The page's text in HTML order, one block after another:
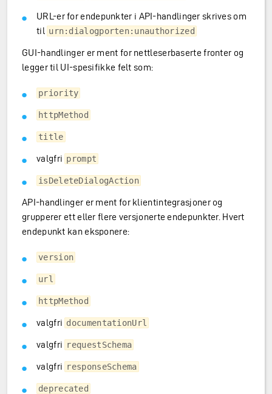
URL-er for endepunkter i API-handlinger skrives om
til urn:dialogporten:unauthorized
GUI-handlinger er ment for nettleserbaserte fronter og
legger til UI-spesifikke felt som:
priority
httpMethod
title
valgfri prompt
isDeleteDialogAction
API-handlinger er ment for klientintegrasjoner og
grupperer ett eller flere versjonerte endepunkter. Hvert
endepunkt kan eksponere:
version
url
httpMethod
valgfri documentationUrl
valgfri requestSchema
valgfri responseSchema
deprecated